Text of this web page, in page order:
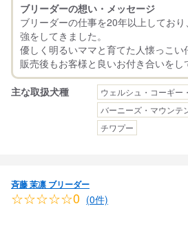
ブリーダーの想い・メッセージ
ブリーダーの仕事を20年以上してお
強をしてきました。
優しく明るいママと育てた人懐っこい
主な取扱犬種 ウェルシュ・コーギー
バーニーズ・マウンテ
チワプー
斉藤 茉凛 ブリーダー
☆☆☆☆☆0 (0件)